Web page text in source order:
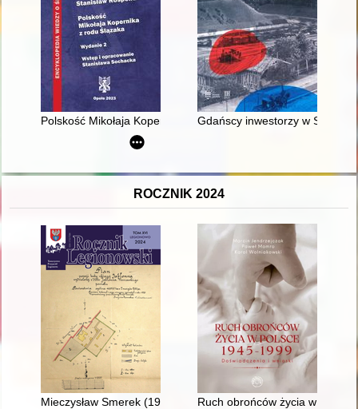
Polskość Mikołaja Kopernika z rodu Ślązaka
Gdańscy inwestorzy w
ROCZNIK 2024
Mieczysław Smerek (1901-1966)Ruch obrońców życia w